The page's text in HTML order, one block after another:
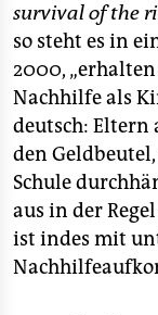
survival of the
so steht es in
2000,
Nachhilfe als
deutsch: Eltern
den
Schule
aus in der
ist indes mit